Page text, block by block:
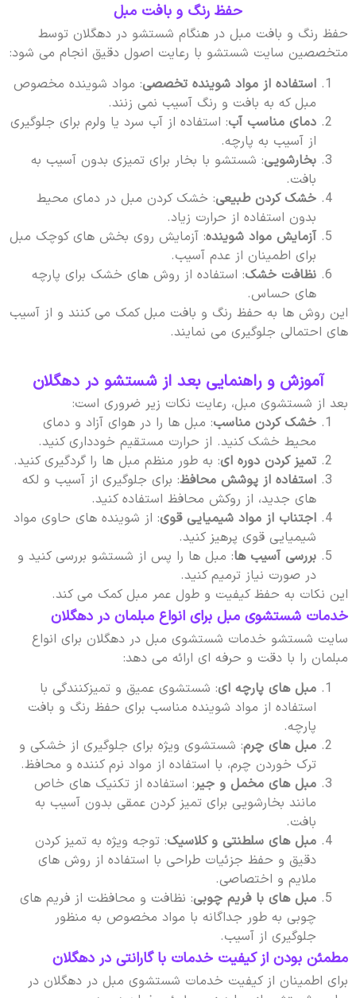
حفظ رنگ و بافت مبل
حفظ رنگ و بافت مبل در هنگام شستشو در دهگلان توسط
متخصصین سایت شستشو با رعایت اصول دقیق انجام می شود:
استفاده از مواد شوینده تخصصی: مواد شوینده مخصوص
مبل که به بافت و رنگ آسیب نمی زنند.
دمای مناسب آب: استفاده از آب سرد یا ولرم برای جلوگیری
از آسیب به پارچه.
بخارشویی: شستشو با بخار برای تمیزی بدون آسیب به
بافت.
خشک کردن طبیعی: خشک کردن مبل در دمای محیط
بدون استفاده از حرارت زیاد.
آزمایش مواد شوینده: آزمایش روی بخش های کوچک مبل
برای اطمینان از عدم آسیب.
نظافت خشک: استفاده از روش های خشک برای پارچه
های حساس.
این روش ها به حفظ رنگ و بافت مبل کمک می کنند و از آسیب
های احتمالی جلوگیری می نمایند.
آموزش و راهنمایی بعد از شستشو در دهگلان
بعد از شستشوی مبل، رعایت نکات زیر ضروری است:
خشک کردن مناسب: مبل ها را در هوای آزاد و دمای
محیط خشک کنید. از حرارت مستقیم خودداری کنید.
تمیز کردن دوره ای: به طور منظم مبل ها را گردگیری کنید.
استفاده از پوشش محافظ: برای جلوگیری از آسیب و لکه
های جدید، از روکش محافظ استفاده کنید.
اجتناب از مواد شیمیایی قوی: از شوینده های حاوی مواد
شیمیایی قوی پرهیز کنید.
بررسی آسیب ها: مبل ها را پس از شستشو بررسی کنید و
در صورت نیاز ترمیم کنید.
این نکات به حفظ کیفیت و طول عمر مبل کمک می کند.
خدمات شستشوی مبل برای انواع مبلمان در دهگلان
سایت شستشو خدمات شستشوی مبل در دهگلان برای انواع
مبلمان را با دقت و حرفه ای ارائه می دهد:
مبل های پارچه ای: شستشوی عمیق و تمیزکنندگی با
استفاده از مواد شوینده مناسب برای حفظ رنگ و بافت
پارچه.
مبل های چرم: شستشوی ویژه برای جلوگیری از خشکی و
ترک خوردن چرم، با استفاده از مواد نرم کننده و محافظ.
مبل های مخمل و جیر: استفاده از تکنیک های خاص
مانند بخارشویی برای تمیز کردن عمقی بدون آسیب به
بافت.
مبل های سلطنتی و کلاسیک: توجه ویژه به تمیز کردن
دقیق و حفظ جزئیات طراحی با استفاده از روش های
ملایم و اختصاصی.
مبل های با فریم چوبی: نظافت و محافظت از فریم های
چوبی به طور جداگانه با مواد مخصوص به منظور
جلوگیری از آسیب.
مطمئن بودن از کیفیت خدمات با گارانتی در دهگلان
برای اطمینان از کیفیت خدمات شستشوی مبل در دهگلان در